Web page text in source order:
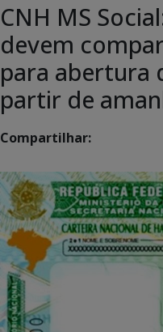
CNH MS
devem
para abertura
partir de
Compartilhar: